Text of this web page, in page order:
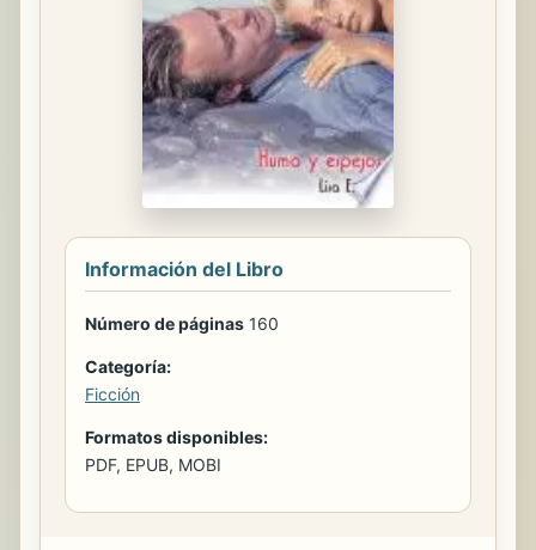
Información del Libro
Número de páginas 160
Categoría:
Ficción
Formatos disponibles:
PDF, EPUB, MOBI